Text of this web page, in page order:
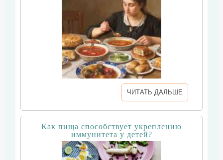
ЧИТАТЬ ДАЛЬШЕ
Как пища способствует укреплению
иммунитета у детей?